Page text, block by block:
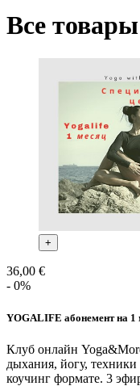
Все товары
+
36,00 €
- 0%
YOGALIFE абонемент на 1
Клуб онлайн
дыхания, йогу,
коучинг формате. 3